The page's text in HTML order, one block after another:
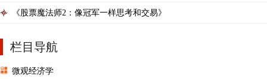
《股票魔法师2：像冠军一样思考和交易》
栏目导航
微观经济学